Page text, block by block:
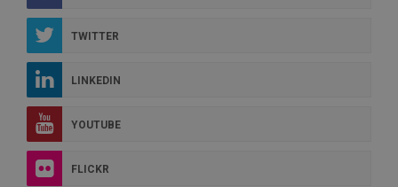
TWITTER
LINKEDIN
YOUTUBE
FLICKR